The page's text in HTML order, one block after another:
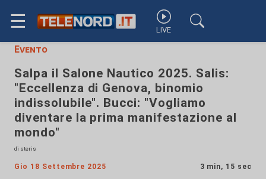
☰ LIVE
Evento
Salpa il Salone Nautico 2025. Salis:
"Eccellenza di Genova, binomio
indissolubile". Bucci: "Vogliamo
diventare la prima manifestazione al
mondo"
di steris
Gio 18 Settembre 2025 3 min, 15 sec